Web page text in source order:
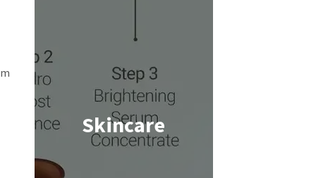
Skincare